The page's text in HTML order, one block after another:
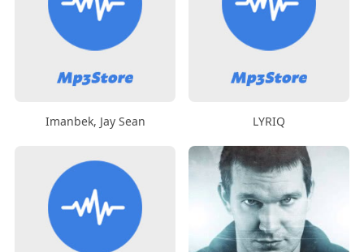
Imanbek, Jay Sean LYRIQ